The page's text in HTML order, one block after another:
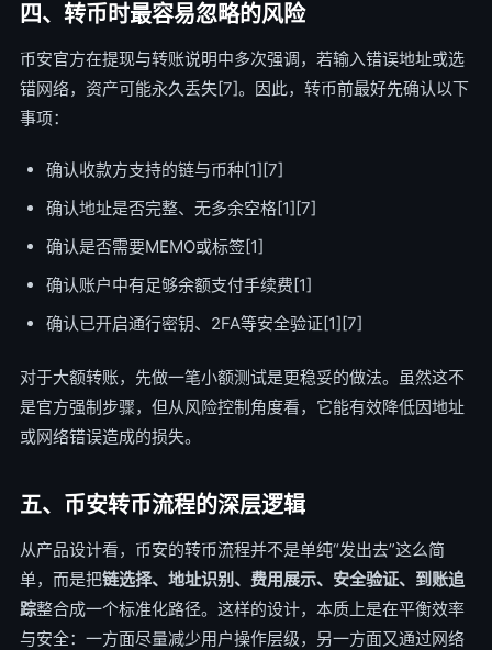
四、转币时最容易忽略的风险
币安官方在提现与转账说明中多次强调，若输入错误地址或选
错网络，资产可能永久丢失[7]。因此，转币前最好先确认以下
事项：
确认收款方支持的链与币种[1][7]
确认地址是否完整、无多余空格[1][7]
确认是否需要MEMO或标签[1]
确认账户中有足够余额支付手续费[1]
确认已开启通行密钥、2FA等安全验证[1][7]
对于大额转账，先做一笔小额测试是更稳妥的做法。虽然这不
是官方强制步骤，但从风险控制角度看，它能有效降低因地址
或网络错误造成的损失。
五、币安转币流程的深层逻辑
从产品设计看，币安的转币流程并不是单纯“发出去”这么简
单，而是把链选择、地址识别、费用展示、安全验证、到账追
踪整合成一个标准化路径。这样的设计，本质上是在平衡效率
与安全：一方面尽量减少用户操作层级，另一方面又通过网络